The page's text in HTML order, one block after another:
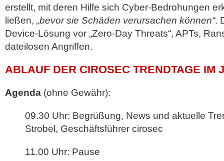
erstellt, mit deren Hilfe sich Cyber-Bedrohungen
ließen, „bevor sie Schäden verursachen können“.
Device-Lösung vor „Zero-Day Threats“, APTs,
dateilosen Angriffen.
ABLAUF DER CIROSEC TRENDTAGE IM
Agenda (ohne Gewähr):
09.30 Uhr: Begrüßung, News und aktuelle
Strobel, Geschäftsführer cirosec
11.00 Uhr: Pause